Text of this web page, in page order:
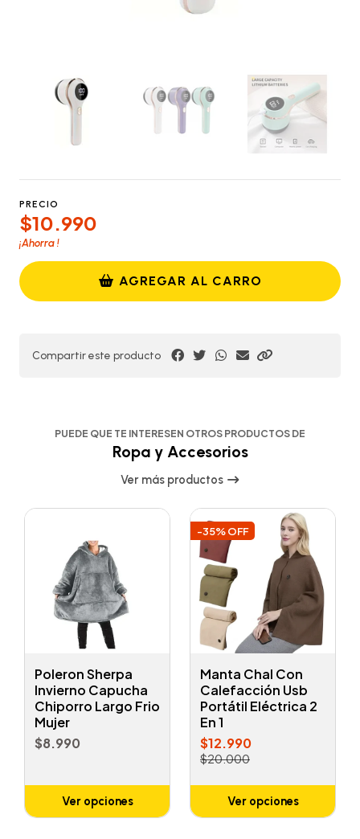
PRECIO
$10.990
¡Ahorra!
AGREGAR AL CARRO
Compartir este producto
PUEDE QUE TE INTERESEN OTROS PRODUCTOS DE
Ropa y Accesorios
Ver más productos
Poleron Sherpa
Invierno Capucha
Chiporro Largo Frio
Mujer
$8.990
Ver opciones
-35% OFF
Manta Chal Con
Calefacción Usb
Portátil Eléctrica 2
En 1
$12.990
$20.000
Ver opciones